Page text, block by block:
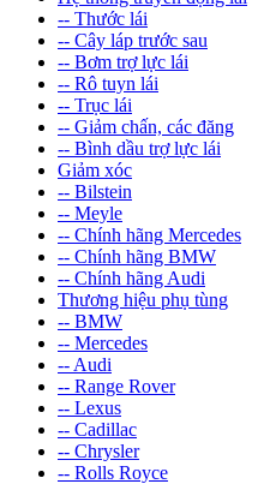
-- Thước lái
-- Cây láp trước sau
-- Bơm trợ lực lái
-- Rô tuyn lái
-- Trục lái
-- Giảm chấn, các đăng
-- Bình dầu trợ lực lái
Giảm xóc
-- Bilstein
-- Meyle
-- Chính hãng Mercedes
-- Chính hãng BMW
-- Chính hãng Audi
Thương hiệu phụ tùng
-- BMW
-- Mercedes
-- Audi
-- Range Rover
-- Lexus
-- Cadillac
-- Chrysler
-- Rolls Royce